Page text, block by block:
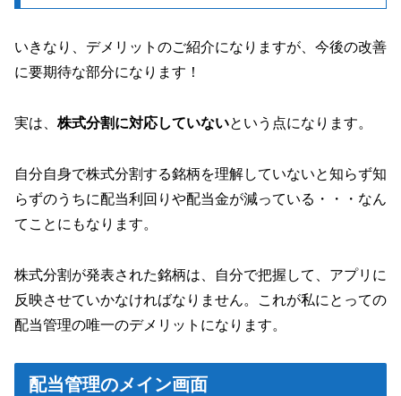
いきなり、デメリットのご紹介になりますが、今後の改善
に要期待な部分になります！
実は、 株式分割に対応していないという点になります。
自分自身で株式分割する銘柄を理解していないと知らず知
らずのうちに配当利回りや配当金が減っている・・・なん
てことにもなります。
株式分割が発表された銘柄は、自分で把握して、アプリに
反映させていかなければなりません。これが私にとっての
配当管理の唯一のデメリットになります。
配当管理のメイン画面